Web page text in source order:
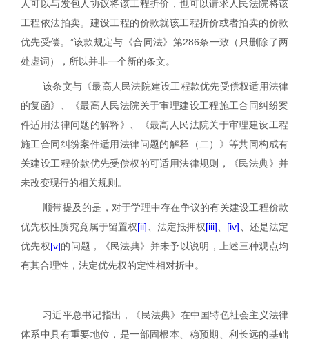
人可以与发包人协议将该工程折价，也可以请求人民法院将该
工程依法拍卖。建设工程的价款就该工程折价或者拍卖的价款
优先受偿。”该款规定与《合同法》第286条一致（只删除了两
处虚词），所以并非一个新的条文。
该条文与《最高人民法院建设工程款优先受偿权适用法律
的复函》、《最高人民法院关于审理建设工程施工合同纠纷案
件适用法律问题的解释》、《最高人民法院关于审理建设工程
施工合同纠纷案件适用法律问题的解释（二）》等共同构成有
关建设工程价款优先受偿权的可适用法律规则，《民法典》并
未改变现行的相关规则。
顺带提及的是，对于学理中存在争议的有关建设工程价款
优先权性质究竟属于留置权[ii] 、法定抵押权[iii] [iv] 、还是法定
优先权[v]的问题，《民法典》并未予以说明，上述三种观点均
有其合理性，法定优先权的定性相对折中。
习近平总书记指出，《民法典》在中国特色社会主义法律
体系中具有重要地位，是一部固根本、稳预期、利长远的基础